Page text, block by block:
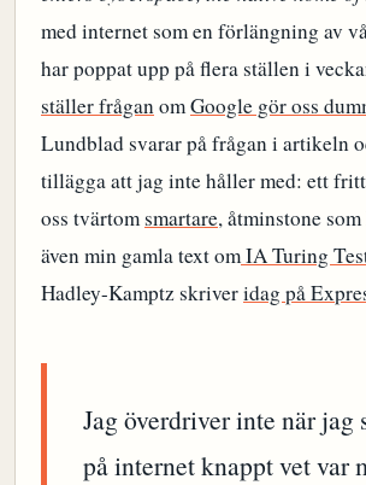
med internet som en förlängning av
har poppat upp på flera ställen i
ställer fråganomGoogle gör oss
Lundblad svarar på frågan i artikeln
tillägga att jag inte håller med: ett
oss tvärtomsmartare, åtminstone
även min gamla text omIA Turing
Hadley-Kamptz skriveridag på
Jag överdriver inte när jag
på internet knappt vet var